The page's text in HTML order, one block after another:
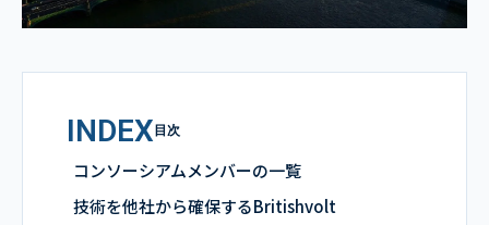
INDEX 目次
コンソーシアムメンバーの一覧
技術を他社から確保するBritishvolt